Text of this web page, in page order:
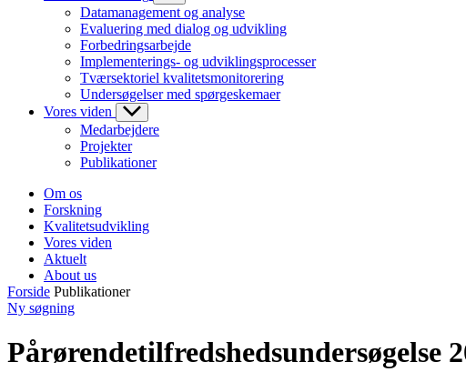
Datamanagement og analyse
Evaluering med dialog og udvikling
Forbedringsarbejde
Implementerings- og udviklingsprocesser
Tværsektoriel kvalitetsmonitorering
Undersøgelser med spørgeskemaer
Vores viden
Medarbejdere
Projekter
Publikationer
Om os
Forskning
Kvalitetsudvikling
Vores viden
Aktuelt
About us
Forside Publikationer
Ny søgning
Pårørendetilfredshedsundersøgelse